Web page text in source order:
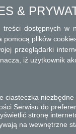
praworządności lub
być między innymi sprawy
własności społecznej,
zbędnej zwłoki, nie później
prawna
danych osobowych
informacyjna o
&
dostępnych w
plików
przeglądarki
iż użytkownik
ciasteczka
Serwisu do
stronę
na wewnętrzne